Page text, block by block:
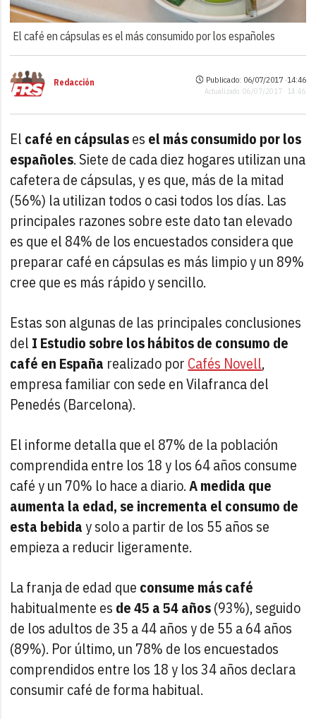
El café en cápsulas es el más consumido por los españoles
Redacción Publicado: 06/07/2017 ·14:46
Actualizado: 06/07/2017 · 14:46
El café en cápsulases el más consumido por los
españoles. Siete de cada diez hogares utilizan una
cafetera de cápsulas, y es que, más de la mitad
(56%) la utilizan todos o casi todos los días. Las
principales razones sobre este dato tan elevado
es que el 84% de los encuestados considera que
preparar café en cápsulas es más limpio y un 89%
cree que es más rápido y sencillo.
Estas son algunas de las principales conclusiones
del I Estudio sobre los hábitos de consumo de
café en España realizado por Cafés Novell,
empresa familiar con sede en Vilafranca del
Penedés (Barcelona).
El informe detalla que el 87% de la población
comprendida entre los 18 y los 64 años consume
café y un 70% lo hace a diario.A medida que
aumenta la edad, se incrementa el consumo de
esta bebiday solo a partir de los 55 años se
empieza a reducir ligeramente.
La franja de edad que consume más café
habitualmente es de 45 a 54 años(93%), seguido
de los adultos de 35 a 44 años y de 55 a 64 años
(89%). Por último, un 78% de los encuestados
comprendidos entre los 18 y los 34 años declara
consumir café de forma habitual.